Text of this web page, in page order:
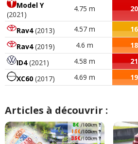
Model Y
(2021)
4.75 m
Rav4(2013) 4.57 m
Rav4(2019) 4.6 m
ID4(2021) 4.58 m
XC60 (2017) 4.69 m
Articles à découvrir :